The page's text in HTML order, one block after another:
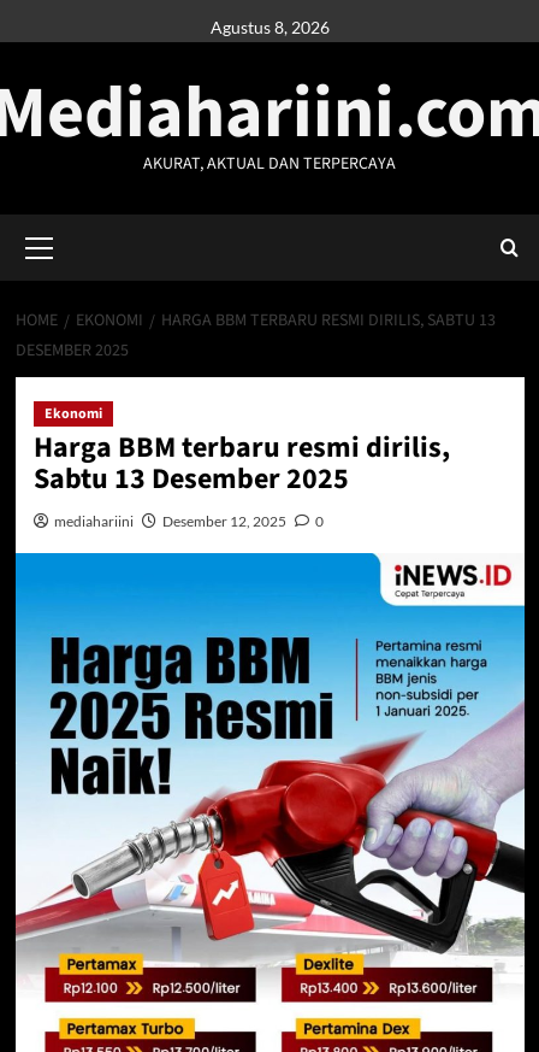
to
Agustus 8, 2026
AKURAT, AKTUAL DAN TERPERCAYA
Menu
HOME EKONOMI
HARGA BBM TERBARU RESMI DIRILIS, SABTU 13
DESEMBER 2025
Ekonomi
Harga BBM terbaru resmi dirilis,
Sabtu 13 Desember 2025
mediahariini Desember 12, 2025 0